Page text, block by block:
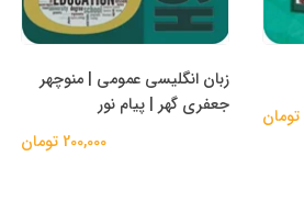
زبان انگلیسی عمومی | منوچهر
جعفری گهر | پیام نور
200,000 تومان